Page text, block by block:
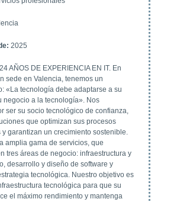
: 2025
24 AÑOS DE EXPERIENCIA EN IT. En
sede en Valencia, tenemos un
«La tecnología debe adaptarse a su
negocio a la tecnología». Nos
ser su socio tecnológico de confianza,
que optimizan sus procesos
garantizan un crecimiento sostenible.
amplia gama de servicios, que
tres áreas de negocio: infraestructura y
desarrollo y diseño de software y
tecnológica. Nuestro objetivo es
tecnológica para que su
el máximo rendimiento y mantenga